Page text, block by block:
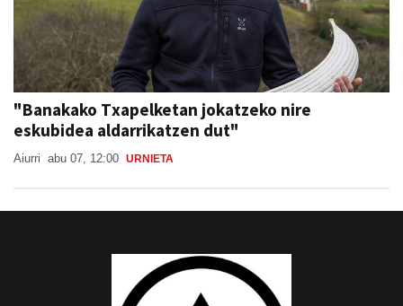
"Banakako Txapelketan jokatzeko nire
eskubidea aldarrikatzen dut"
Aiurri abu 07, 12:00 URNIETA